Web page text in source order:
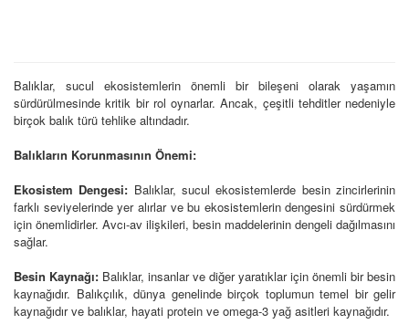
Balıklar, sucul ekosistemlerin önemli bir bileşeni olarak yaşamın
sürdürülmesinde kritik bir rol oynarlar. Ancak, çeşitli tehditler nedeniyle
birçok balık türü tehlike altındadır.
Balıkların Korunmasının Önemi:
Ekosistem Dengesi: Balıklar, sucul ekosistemlerde besin zincirlerinin
farklı seviyelerinde yer alırlar ve bu ekosistemlerin dengesini sürdürmek
için önemlidirler. Avcı-av ilişkileri, besin maddelerinin dengeli dağılmasını
sağlar.
Besin Kaynağı: Balıklar, insanlar ve diğer yaratıklar için önemli bir besin
kaynağıdır. Balıkçılık, dünya genelinde birçok toplumun temel bir gelir
kaynağıdır ve balıklar, hayati protein ve omega-3 yağ asitleri kaynağıdır.